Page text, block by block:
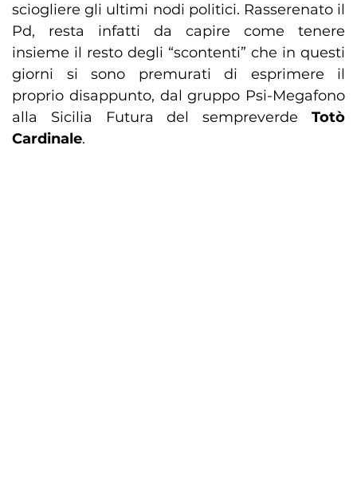
sciogliere gli ultimi nodi politici. Rasserenato il
Pd, resta infatti da capire come tenere
insieme il resto degli “scontenti” che in questi
giorni si sono premurati di esprimere il
proprio disappunto, dal gruppo Psi-Megafono
alla Sicilia Futura del sempreverde Totò
Cardinale.